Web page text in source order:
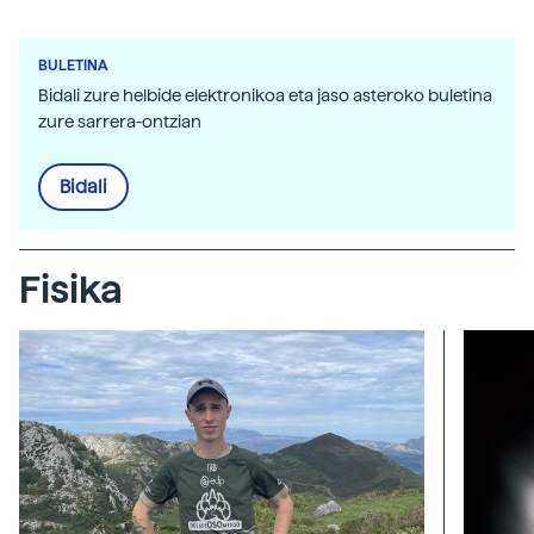
BULETINA
Bidali zure helbide elektronikoa eta jaso asteroko buletina
zure sarrera-ontzian
Bidali
Fisika